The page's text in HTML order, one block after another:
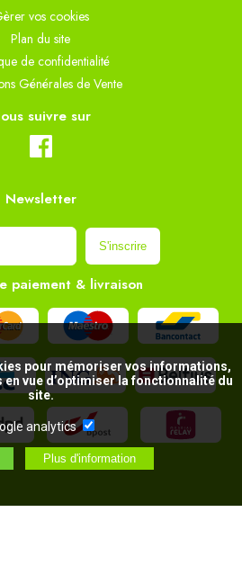
vos cookies
Plan du site
de confidentialité
Générales de Vente
suivre sur
Newsletter
paiement & livraison
pour mémoriser vos informations,
vue d’optimiser la fonctionnalité du
site.
analytics